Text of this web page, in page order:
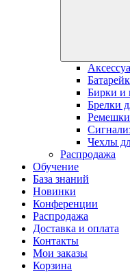
Бирки и
Брелки
Ремешки
Чехлы
Распродажа
Обучение
База знаний
Новинки
Конференции
Распродажа
Доставка и оплата
Контакты
Мои заказы
Корзина